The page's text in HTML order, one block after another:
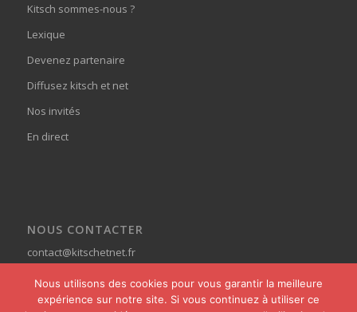
Kitsch sommes-nous ?
Lexique
Devenez partenaire
Diffusez kitsch et net
Nos invités
En direct
NOUS CONTACTER
contact@kitschetnet.fr
Nous utilisons des cookies pour vous garantir la meilleure
expérience sur notre site. Si vous continuez à utiliser ce